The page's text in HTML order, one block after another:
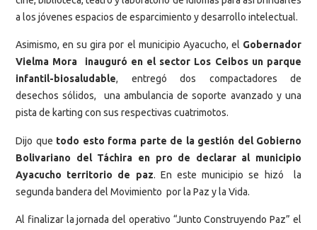
a los jóvenes espacios de esparcimiento y desarrollo intelectual.
Asimismo, en su gira por el municipio Ayacucho, el Gobernador
Vielma Mora inauguró en el sector Los Ceibos un parque
infantil-biosaludable, entregó dos compactadores de
desechos sólidos, una ambulancia de soporte avanzado y una
pista de karting con sus respectivas cuatrimotos.
Dijo que todo esto forma parte de la gestión del Gobierno
Bolivariano del Táchira en pro de declarar al municipio
Ayacucho territorio de paz. En este municipio se hizó la
segunda bandera del Movimiento por la Paz y la Vida.
Al finalizar la jornada del operativo “Junto Construyendo Paz” el